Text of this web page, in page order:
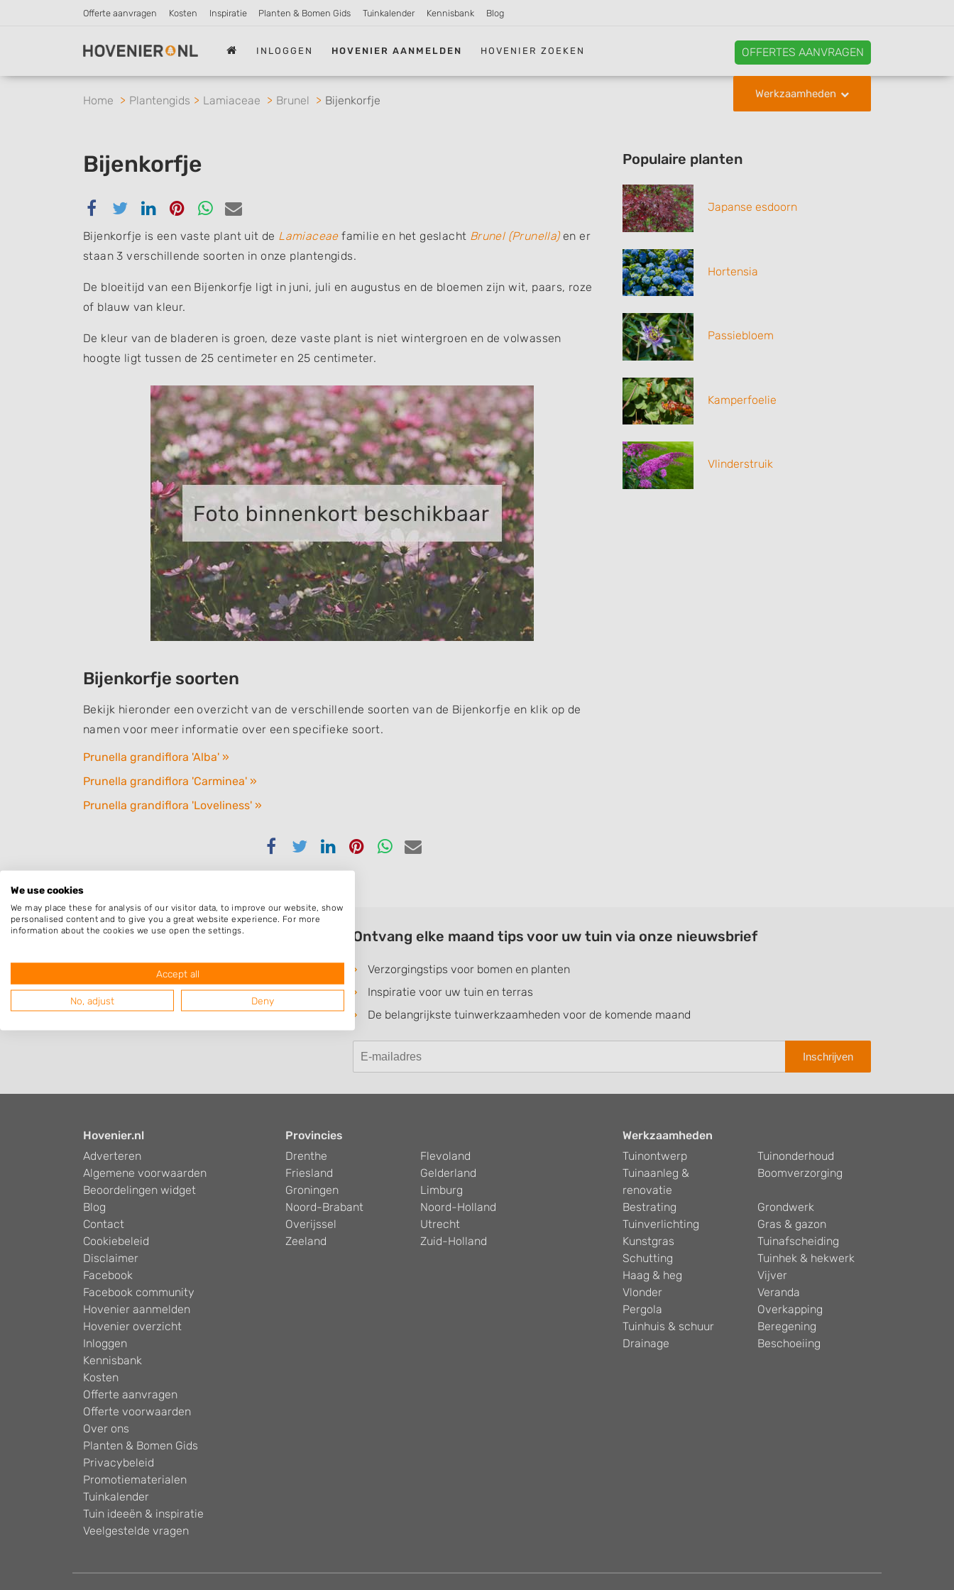
Offerte aanvragen Kosten Inspiratie Planten & Bomen Gids Tuinkalender Kennisbank Blog
INLOGGEN HOVENIER AANMELDEN HOVENIER ZOEKEN OFFERTES AANVRAGEN
Werkzaamheden
Home Plantengids Lamiaceae Brunel Bijenkorfje
Bijenkorfje
Delen
Facebook
Delen
Twitter
Delen
Linkedin
Delen
Pinterest
Delen
Whatsapp
Delen
email
Bijenkorfje is een vaste plant uit de Lamiaceaefamilie en het geslacht Brunel (Prunella)en er
staan 3 verschillende soorten in onze plantengids.
De bloeitijd van een Bijenkorfje ligt in juni, juli en augustus en de bloemen zijn wit, paars, roze
of blauw van kleur.
De kleur van de bladeren is groen, deze vaste plant is niet wintergroen en de volwassen
hoogte ligt tussen de 25 centimeter en 25 centimeter.
Bijenkorfje soorten
Bekijk hieronder een overzicht van de verschillende soorten van de Bijenkorfje en klik op de
namen voor meer informatie over een specifieke soort.
Prunella grandiflora 'Alba' »
Prunella grandiflora 'Carminea' »
Prunella grandiflora 'Loveliness' »
DelenDelenDelenDelenDelenDelen
Populaire planten
Japanse esdoorn
Hortensia
Passiebloem
Kamperfoelie
Vlinderstruik
Ontvang elke maand tips voor uw tuin via onze nieuwsbrief
Verzorgingstips voor bomen en planten
Inspiratie voor uw tuin en terras
De belangrijkste tuinwerkzaamheden voor de komende maand
Inschrijven
Hovenier.nl
Adverteren
Algemene voorwaarden
Beoordelingen widget
Blog
Contact
Cookiebeleid
Disclaimer
Facebook
Facebook community
Hovenier aanmelden
Hovenier overzicht
Inloggen
Kennisbank
Kosten
Offerte aanvragen
Offerte voorwaarden
Over ons
Planten & Bomen Gids
Privacybeleid
Promotiematerialen
Tuinkalender
Tuin ideeën & inspiratie
Veelgestelde vragen
Provincies
Drenthe
Flevoland
Friesland
Gelderland
Groningen
Limburg
Noord-Brabant
Noord-Holland
Overijssel
Utrecht
Zeeland
Zuid-Holland
Werkzaamheden
Tuinontwerp
Tuinonderhoud
Tuinaanleg &
renovatie
Boomverzorging
Bestrating
Grondwerk
Tuinverlichting
Gras & gazon
Kunstgras
Tuinafscheiding
Schutting
Tuinhek & hekwerk
Haag & heg
Vijver
Vlonder
Veranda
Pergola
Overkapping
Tuinhuis & schuur
Beregening
Drainage
Beschoeiing
We use cookies
We may place these for analysis of our visitor data, to improve our website, show
personalised content and to give you a great website experience. For more
information about the cookies we use open the settings.
Accept all
No, adjust Deny